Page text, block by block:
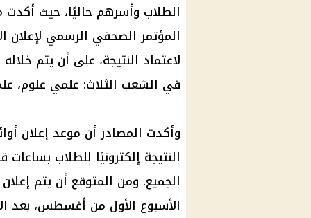
الطلاب وأسرهم حاليًا، حيث أكدت
المؤتمر الصحفي الرسمي لإعلان
لاعتماد النتيجة، على أن يتم
في الشعب الثلاث: علمي علوم،
النتيجة إلكترونيًا للطلاب
الجميع. ومن المتوقع أن يتم
الأسبوع الأول من أغسطس، بعد